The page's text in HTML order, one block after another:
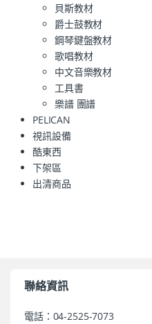
貝斯教材
爵士鼓教材
鋼琴鍵盤教材
歌唱教材
中文音樂教材
工具書
樂譜 團譜
PELICAN
視訊設備
酷東西
下架區
出清商品
聯絡資訊
電話：04-2525-7073